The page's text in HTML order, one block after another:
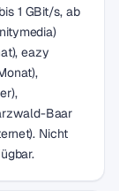
1 GBit/s, ab
eazy
Baar
Nicht